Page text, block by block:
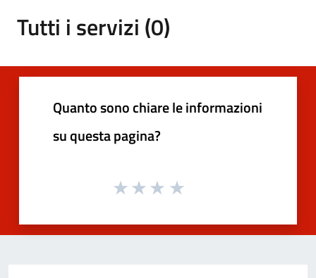
Tutti i servizi (0)
Quanto sono chiare le informazioni
su questa pagina?